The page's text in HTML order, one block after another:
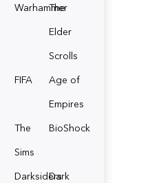
Warhammer
The
Elder
Scrolls
FIFA
Age of
Empires
The
Sims
BioShock
Darksiders
Dark